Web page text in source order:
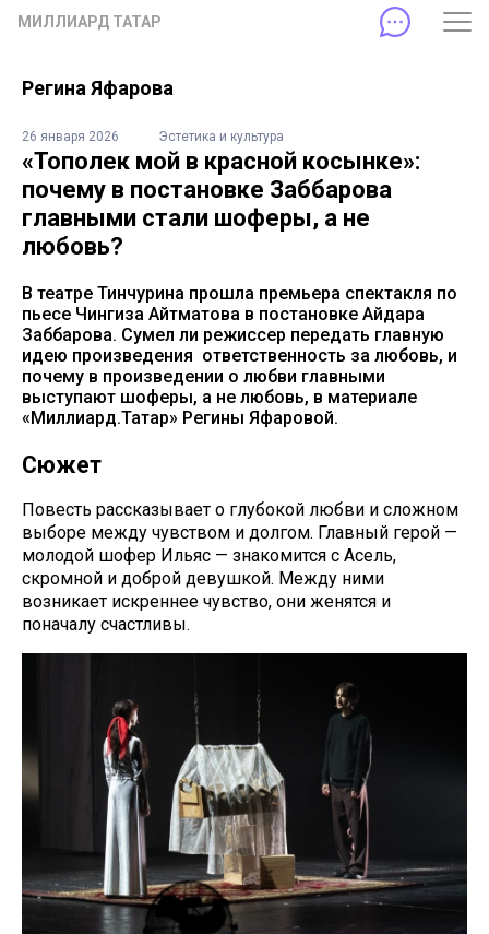
МИЛЛИАРД ТАТАР
Регина Яфарова
26 января 2026 Эстетика и культура
«Тополек мой в красной косынке»:
почему в постановке Заббарова
главными стали шоферы, а не
любовь?
В театре Тинчурина прошла премьера спектакля по
пьесе Чингиза Айтматова в постановке Айдара
Заббарова. Сумел ли режиссер передать главную
идею произведения ответственность за любовь, и
почему в произведении о любви главными
выступают шоферы, а не любовь, в материале
«Миллиард.Татар» Регины Яфаровой.
Сюжет
Повесть рассказывает о глубокой любви и сложном
выборе между чувством и долгом. Главный герой —
молодой шофер Ильяс — знакомится с Асель,
скромной и доброй девушкой. Между ними
возникает искреннее чувство, они женятся и
поначалу счастливы.